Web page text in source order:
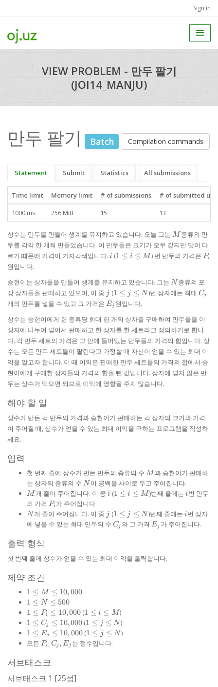
Sign in
VIEW PROBLEM - 만두 팔기
(JOI14_MANJU)
만두 팔기 Batch Compilation commands
Statement Submit Statistics All submissions
Time limit Memory limit # of submissions
# of submitted
1000 ms
256 MiB 15 13
상수는 만두를 만들어 생계를 유지하고 있습니다. 오늘 그는 M
M 종류의 만
두를 각각 한 개씩 만들었습니다. 이 만두들은 크기가 모두 같지만 맛이 다
르기 때문에 가격이 가지각색입니다. ii (1
\le
M
1 ≤ i ≤ M ) 번 만두의 가격은Pi
원입니다.
승현이는 상자들을 만들어 생계를 유지하고 있습니다. 그는 N
N 종류의 포
장 상자들을 판매하고 있으며, 이 중 jj (1
\le
j
\le
N
1 ≤ j ≤ N)번 상자에는 최대 C_{j}
Cj
개의 만두를 넣을 수 있고 그 가격은 E_{j}
Ej 원입니다.
상수는 승현이에게 한 종류당 최대 한 개의 상자를 구매하여 만두들을 이
상자에 나누어 넣어서 판매하고 한 상자를 한 세트라고 정의하기로 합니
다. 각 만두 세트의 가격은 그 안에 들어있는 만두들의 가격의 합입니다. 상
수는 모든 만두 세트들이 팔린다고 가정할 때 자신이 얻을 수 있는 최대 이
익을 알고자 합니다. 이 때 이익은 판매한 만두 세트들의 가격의 합에서 승
현이에게 구매한 상자들의 가격의 합을 뺀 값입니다. 상자에 넣지 않은 만
두는 상수가 먹으면 되므로 이익에 영향을 주지 않습니다.
해야 할 일
상수가 만든 각 만두의 가격과 승현이가 판매하는 각 상자의 크기와 가격
이 주어질 때, 상수가 얻을 수 있는 최대 이익을 구하는 프로그램을 작성하
세요.
입력
첫 번째 줄에 상수가 만든 만두의 종류의 수 M
M 과 승현이가 판매하
는 상자의 종류의 수 N
N 이 공백을 사이로 두고 주어집니다.
M
M 개 줄이 주어집니다. 이 중 ii (1
i
\le
M
1 ≤ i ≤ M )번째 줄에는 ii번 만두
의 가격 P_{i}
Pi 가 주어집니다.
N
N개 줄이 주어집니다. 이 중 jj (1
\le
1 ≤ j ≤ N)번째 줄에는 ii번 상자
에 넣을 수 있는 최대 만두의 수 C_{j}
Cj 와 그 가격E_{j}
Ej 가 주어집니다.
출력 형식
첫 번째 줄에 상수가 얻을 수 있는 최대 이익을 출력합니다.
제약 조건
1 \le
M \le
10,000
1 ≤ M ≤ 10,000
1
\le
N
\le
500
1 ≤ N ≤ 500
1 \le
P_{i}
\le
10,000
1 ≤ Pi ≤ 10,000 (1
\le
i
\le
M
1 ≤ i ≤ M)
1 \le
C_{j}
\le
10,000
1 ≤ Cj ≤ 10,000 (1
\le
j
\le
1 ≤ j ≤ N)
1 \le
E_{j}
10,000
1 ≤ Ej ≤ 10,000(1
\le
1 ≤ j ≤ N)
모든 P_{i}
Pi ,C_{j}
Cj ,E_{j}
Ej 는 정수입니다.
서브태스크
서브태스크 1 [25점]